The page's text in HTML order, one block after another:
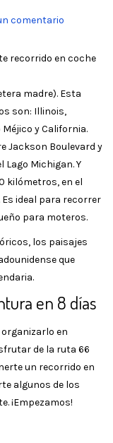
comentario
recorrido en coche
madre). Esta
son: Illinois,
y California.
Jackson Boulevard y
Lago Michigan. Y
kilómetros, en el
ideal para recorrer
para moteros.
los paisajes
que
en 8 días
en
de la ruta 66
un recorrido en
algunos de los
¡Empezamos!